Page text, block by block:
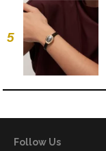
5
Follow Us